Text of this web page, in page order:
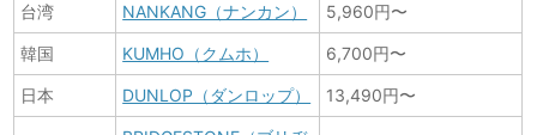
台湾 NANKANG（ナンカン） 5,960円〜
韓国 KUMHO（クムホ） 6,700円〜
日本 DUNLOP（ダンロップ） 13,490円〜